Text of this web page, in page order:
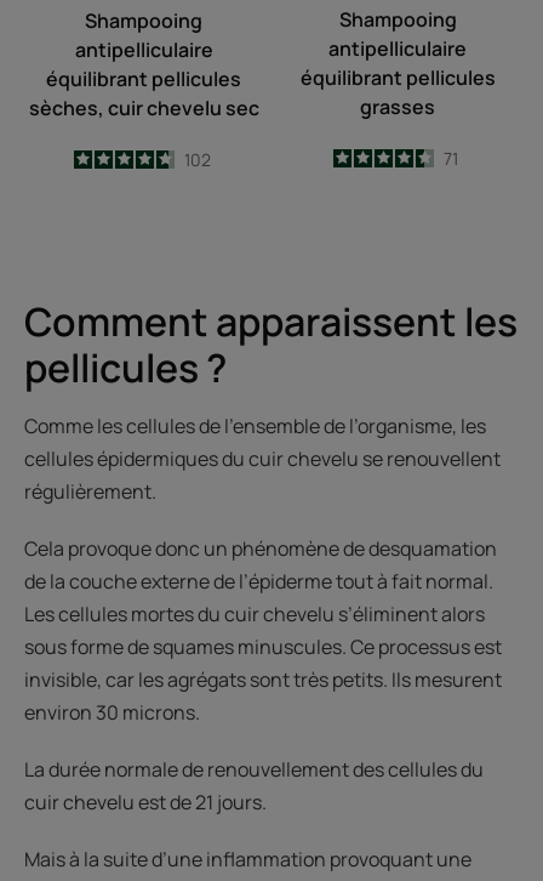
Shampooing
antipelliculaire
équilibrant pellicules
sèches, cuir chevelu sec
4.7
/5
102
Shampooing
antipelliculaire
équilibrant pellicules
grasses
4.5
/
5
71
Comment apparaissent les
pellicules ?
Comme les cellules de l’ensemble de l’organisme, les
cellules épidermiques du cuir chevelu se renouvellent
régulièrement.
Cela provoque donc un phénomène de desquamation
de la couche externe de l’épiderme tout à fait normal.
Les cellules mortes du cuir chevelu s’éliminent alors
sous forme de squames minuscules. Ce processus est
invisible, car les agrégats sont très petits. Ils mesurent
environ 30 microns.
La durée normale de renouvellement des cellules du
cuir chevelu est de 21 jours.
Mais à la suite d’une inflammation provoquant une